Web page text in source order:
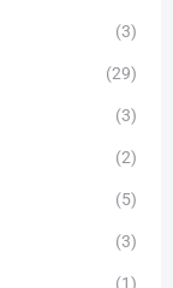
(3)
(29)
(3)
(2)
(5)
(3)
(1)